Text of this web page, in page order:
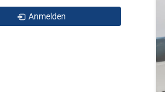
Anmelden